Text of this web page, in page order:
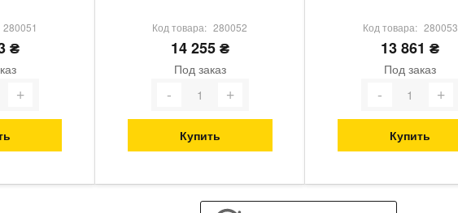
280051
₴
Код товара: 280052
14 255 ₴
Под заказ
Купить
Код товара: 280053
13 861 ₴
Под заказ
Купить